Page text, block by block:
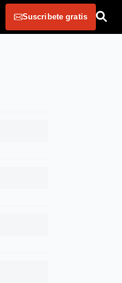
Suscribete gratis